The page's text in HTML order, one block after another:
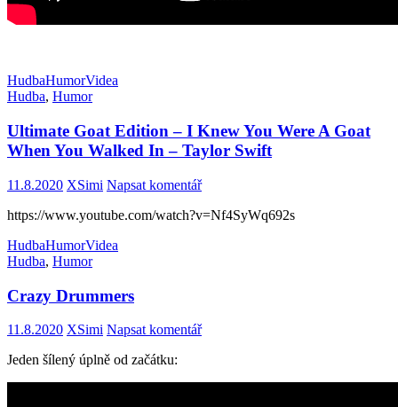
HudbaHumorVidea
Hudba, Humor
Ultimate Goat Edition – I Knew You Were A Goat
When You Walked In – Taylor Swift
11.8.2020 XSimi Napsat komentář
https://www.youtube.com/watch?v=Nf4SyWq692s
HudbaHumorVidea
Hudba, Humor
Crazy Drummers
11.8.2020 XSimi Napsat komentář
Jeden šílený úplně od začátku: